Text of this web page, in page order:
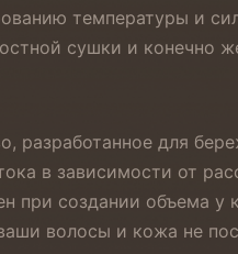
температуры и
сушки и конечно
для
в зависимости от
при создании объема
волосы и кожа не